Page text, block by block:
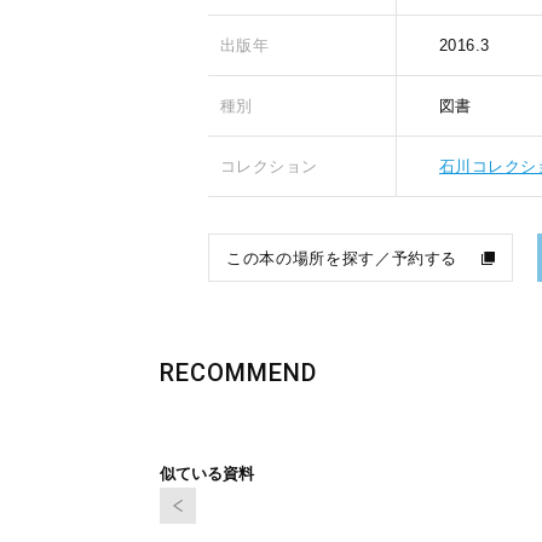
出版年 2016.3
種別 図書
コレクション 石川コレクシ
この本の場所を探す／予約する
RECOMMEND
似ている資料